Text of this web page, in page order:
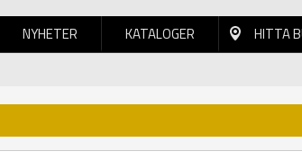
NYHETER KATALOGER HITTA